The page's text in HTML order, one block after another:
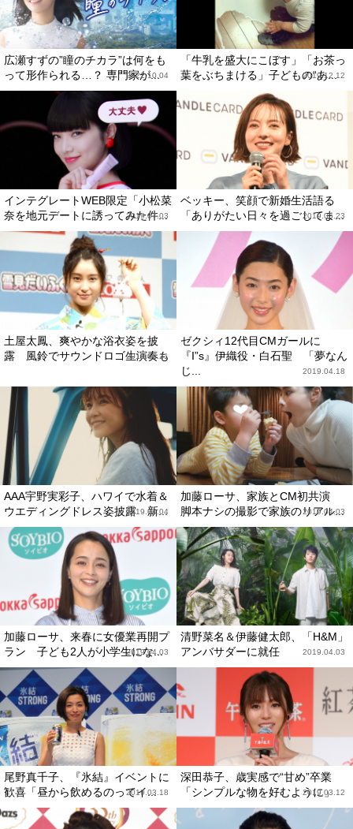
広瀬すずの”瞳のチカラ”は何をも
って形作られる…？ 専門家が...
2022.10.04
「牛乳を盛大にこぼす」「お茶っ
葉をぶちまける」子どもの“あ...
2019.12.12
インテグレートWEB限定「小松菜
奈を地元デートに誘ってみた件...
2019.07.03
ベッキー、笑顔で新婚生活語る
「ありがたい日々を過ごしてま...
2019.05.23
土屋太鳳、爽やかな浴衣姿を披
露 風鈴でサウンドロゴ生演奏も
2019.05.21
ゼクシィ12代目CMガールに
『I”s』伊織役・白石聖 「夢なん
じ...
2019.04.18
AAA宇野実彩子、ハワイで水着＆
ウエディングドレス姿披露 新...
2019.04.04
加藤ローサ、家族とCM初共演
脚本ナシの撮影で家族のリアル...
2019.04.03
加藤ローサ、来春に女優業再開プ
ラン 子ども2人が小学生にな...
2019.04.03
清野菜名＆伊藤健太郎、「H&M」
アンバサダーに就任
2019.04.03
尾野真千子、『氷結』イベントに
歓喜「昼から飲めるのってイ...
2019.03.18
深田恭子、歳実感で“甘め”卒業
「シンプルな物を好むように」
2019.03.12